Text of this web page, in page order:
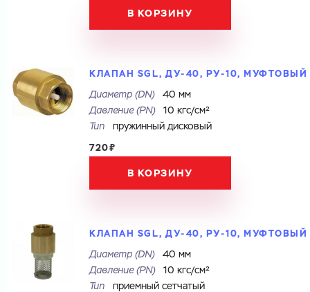
Электронная почта
Комментарий
Cоглашаюсь на обработкуперсональных данных
Номер телефона
Cоглашаюсь на обработку
ОТПРАВИТЬ
Город
ЗАГРУЗИТЬ
ГОТОВО
В КОРЗИНУ
КЛАПАН SGL, ДУ-40, РУ-10, МУФТОВЫЙ
Диаметр (DN)
40 мм
Давление (PN)
10 кгс/см²
Тип
пружинный дисковый
720₽
В КОРЗИНУ
КЛАПАН SGL, ДУ-40, РУ-10, МУФТОВЫЙ
Диаметр (DN)
40 мм
Давление (PN)
10 кгс/см²
Тип
приемный сетчатый